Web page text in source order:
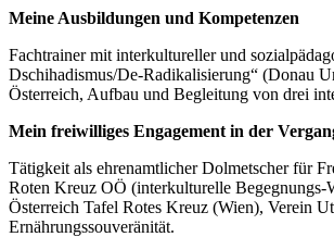
Meine Ausbildungen und Kompetenzen
Fachtrainer mit interkultureller und
Dschihadismus/De-Radikalisierung“ (Donau
Österreich, Aufbau und Begleitung von drei
Mein freiwilliges Engagement in der
Tätigkeit als ehrenamtlicher Dolmetscher für
Roten Kreuz OÖ (interkulturelle
Österreich Tafel Rotes Kreuz (Wien), Verein
Ernährungssouveränität.